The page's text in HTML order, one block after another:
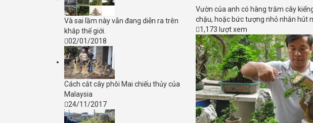
Và sai lầm này vẫn đang diễn ra trên
khắp thế giới.
02/01/2018
Cách cắt cây phôi Mai chiếu thủy của
Malaysia
24/11/2017
Vườn của anh có hàng trăm cây
chậu, hoặc bức tượng nhỏ nhắn hút
1,173 lượt xem